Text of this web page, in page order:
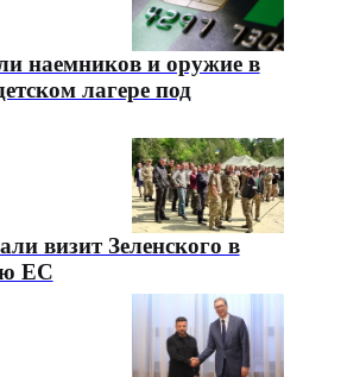
наемников и оружие в
лагере под
визит Зеленского в
ЕС